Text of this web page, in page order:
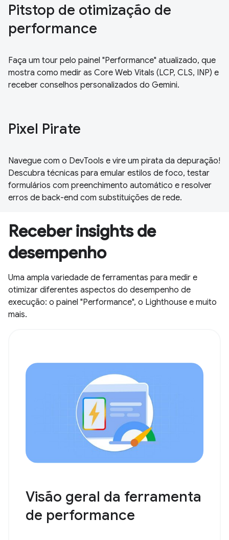
Pitstop de otimização de
performance
Faça um tour pelo painel "Performance" atualizado, que
mostra como medir as Core Web Vitals (LCP, CLS, INP) e
receber conselhos personalizados do Gemini.
Pixel Pirate
Navegue com o DevTools e vire um pirata da depuração!
Descubra técnicas para emular estilos de foco, testar
formulários com preenchimento automático e resolver
erros de back-end com substituições de rede.
Receber insights de
desempenho
Uma ampla variedade de ferramentas para medir e
otimizar diferentes aspectos do desempenho de
execução: o painel "Performance", o Lighthouse e muito
mais.
Visão geral da ferramenta
de performance